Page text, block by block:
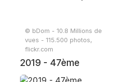
© bDom - 10.8 Millions de
vues - 115.500 photos,
flickr.com
2019 - 47ème
randonnée - 19 juin